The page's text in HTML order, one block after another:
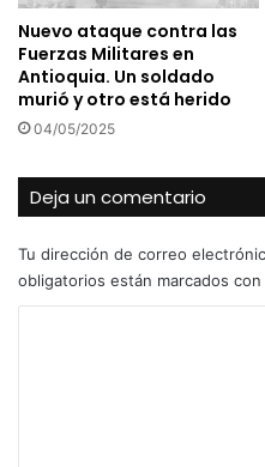
Nuevo ataque contra las
Fuerzas Militares en
Antioquia. Un soldado
murió y otro está herido
04/05/2025
Deja un comentario
Tu dirección de correo
obligatorios están marcados con